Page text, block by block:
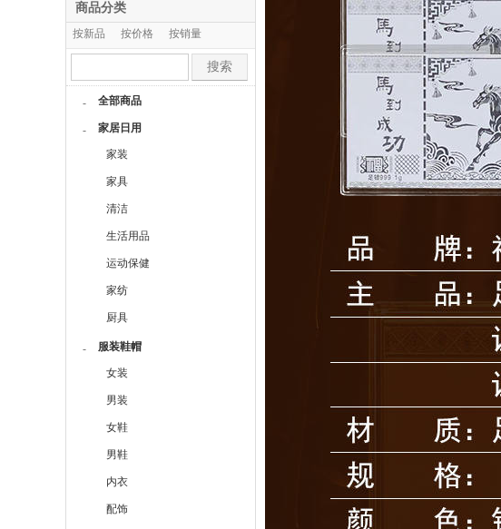
商品分类
按新品 按价格
按销量
搜索
- 全部商品
- 家居日用
家装
家具
清洁
生活用品
运动保健
家纺
厨具
- 服装鞋帽
女装
男装
女鞋
男鞋
内衣
配饰